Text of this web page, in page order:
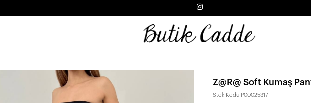
Z@R@ Soft Kumaş
Stok Kodu P00025317